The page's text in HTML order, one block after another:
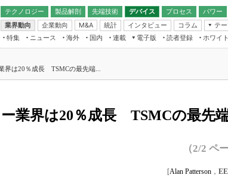
テクノロジー 製品解剖
先端技術
ルギー
デバイス
アナログ
マイコン
プロセス パワー
無線
業界動向
企業動向 M&A 統計 インタビュー コラム
テ
フィジカルAI
読者調査（EE Times Research）
特集 ニュース 海外 国内
連載
昭のデバイス通信
聡の業界スコープ
電子版
電子ブックレット
読者登録 ホワイ
界は20％成長 TSMCの最先端...
業界は20％成長 TSMCの最先
（2/2 ペ
[Alan Patterson ，